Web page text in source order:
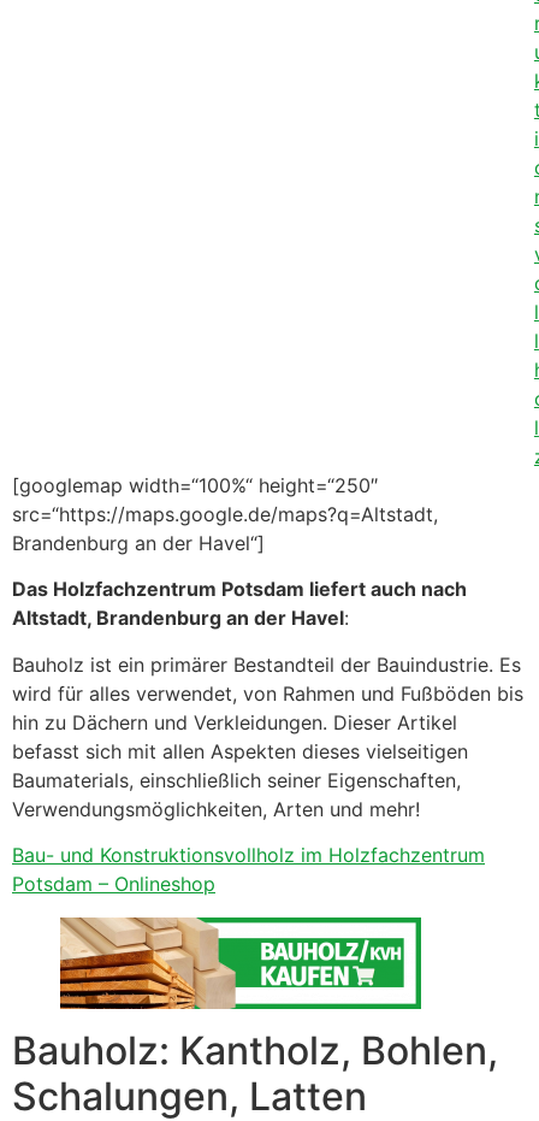
i
l
l
l
[googlemap width=“100%“ height=“250″
src=“https://maps.google.de/maps?q=Altstadt,
Brandenburg an der Havel“]
Das Holzfachzentrum Potsdam liefert auch nach
Altstadt, Brandenburg an der Havel:
Bauholz ist ein primärer Bestandteil der Bauindustrie. Es
wird für alles verwendet, von Rahmen und Fußböden bis
hin zu Dächern und Verkleidungen. Dieser Artikel
befasst sich mit allen Aspekten dieses vielseitigen
Baumaterials, einschließlich seiner Eigenschaften,
Verwendungsmöglichkeiten, Arten und mehr!
Bau- und Konstruktionsvollholz im Holzfachzentrum
Potsdam – Onlineshop
Bauholz: Kantholz, Bohlen,
Schalungen, Latten